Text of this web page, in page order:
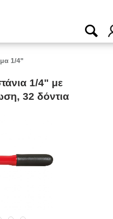
1/4"
1/4" με
32 δόντια